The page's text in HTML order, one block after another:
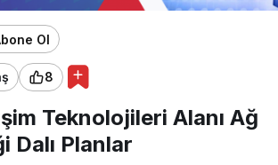
Ol
8
Teknolojileri Alanı Ağ
Dalı Planlar